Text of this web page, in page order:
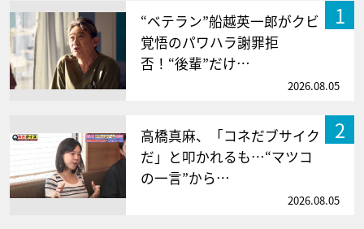
1
“ベテラン”船越英一郎がクビ
覚悟のパワハラ謝罪拒
否！“後輩”だけ…
2026.08.05
2
高橋真麻、「コネだブサイク
だ」と叩かれるも…“マツコ
の一言”から…
2026.08.05